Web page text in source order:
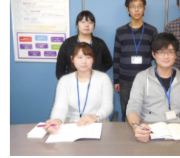
インタビュー
就活成功ガイド
リファレンス
プラン
個人向けプラン
法人向けプラン
学校向けプラン
note